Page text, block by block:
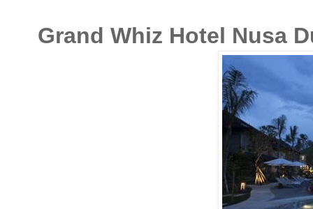
Grand Whiz Hotel Nusa